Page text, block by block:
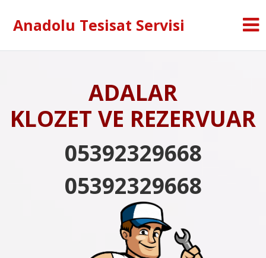
Anadolu Tesisat Servisi
ADALAR
KLOZET VE REZERVUAR
05392329668
05392329668